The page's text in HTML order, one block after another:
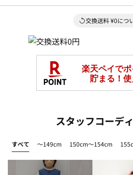
交換送料 ¥0につ
スタッフコーデ
すべて ～149cm 150cm～154cm